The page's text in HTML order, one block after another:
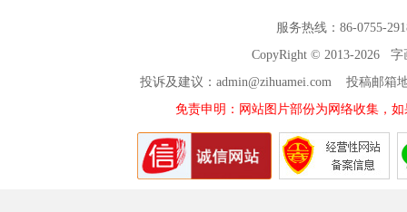
服务热线：86-0755-
CopyRight © 2013-2026 字
投诉及建议：admin@zihuamei.com 投稿邮
免责申明：网站图片部份为网络收集，